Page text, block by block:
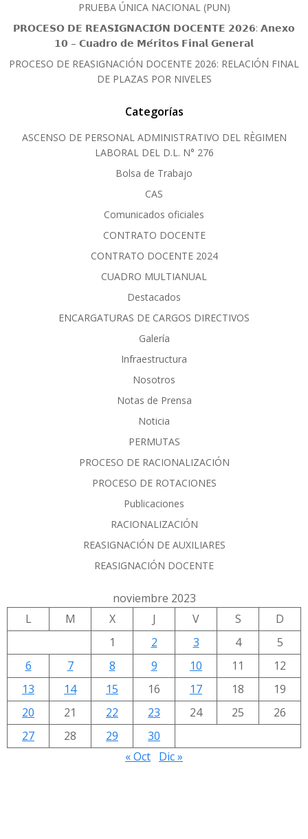
PRUEBA ÚNICA NACIONAL (PUN)
𝗣𝗥𝗢𝗖𝗘𝗦𝗢 𝗗𝗘 𝗥𝗘𝗔𝗦𝗜𝗚𝗡𝗔𝗖𝗜𝗢́𝗡 𝗗𝗢𝗖𝗘𝗡𝗧𝗘 𝟮𝟬𝟮𝟲: 𝗔𝗻𝗲𝘅𝗼
𝟭𝟬 – 𝗖𝘂𝗮𝗱𝗿𝗼 𝗱𝗲 𝗠𝗲́𝗿𝗶𝘁𝗼𝘀 𝗙𝗶𝗻𝗮𝗹 𝗚𝗲𝗻𝗲𝗿𝗮𝗹
PROCESO DE REASIGNACIÓN DOCENTE 2026: RELACIÓN FINAL
DE PLAZAS POR NIVELES
Categorías
ASCENSO DE PERSONAL ADMINISTRATIVO DEL RÈGIMEN
LABORAL DEL D.L. N° 276
Bolsa de Trabajo
CAS
Comunicados oficiales
CONTRATO DOCENTE
CONTRATO DOCENTE 2024
CUADRO MULTIANUAL
Destacados
ENCARGATURAS DE CARGOS DIRECTIVOS
Galería
Infraestructura
Nosotros
Notas de Prensa
Noticia
PERMUTAS
PROCESO DE RACIONALIZACIÓN
PROCESO DE ROTACIONES
Publicaciones
RACIONALIZACIÓN
REASIGNACIÓN DE AUXILIARES
REASIGNACIÓN DOCENTE
noviembre 2023
L
M X J V S
D
1
2 3 4
5
6
7 8 9 10 11
12
13
14 15 16 17 18
19
20
21 22 23 24 25
26
27
28 29
30
« Oct Dic »